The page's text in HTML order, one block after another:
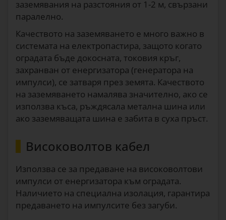
заземявания на разстояния от 1-2 м, свързани
паралелно.
Качеството на заземяването е много важно в
системата на електропастира, защото когато
оградата бъде докосната, токовия кръг,
захранван от енергизатора (генератора на
импулси), се затваря през земята. Качеството
на заземяването намалява значително, ако се
използва къса, ръждясала метална шина или
ако заземяващата шина е забита в суха пръст.
Високоволтов кабел
Използва се за предаване на високоволтови
импулси от енергизатора към оградата.
Наличието на специална изолация, гарантира
предаването на импулсите без загуби.